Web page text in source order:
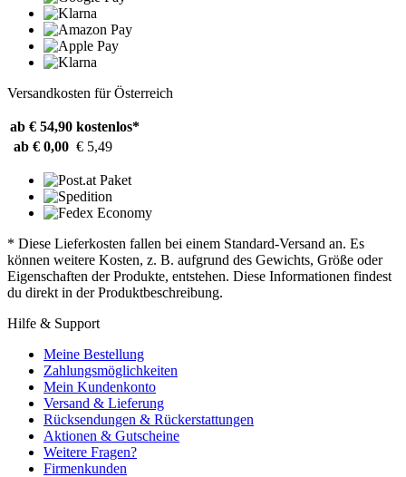
Versandkosten für Österreich
ab € 54,90 kostenlos*
ab € 0,00 € 5,49
* Diese Lieferkosten fallen bei einem Standard-Versand an. Es
können weitere Kosten, z. B. aufgrund des Gewichts, Größe oder
Eigenschaften der Produkte, entstehen. Diese Informationen findest
du direkt in der Produktbeschreibung.
Hilfe & Support
Meine Bestellung
Zahlungsmöglichkeiten
Mein Kundenkonto
Versand & Lieferung
Rücksendungen & Rückerstattungen
Aktionen & Gutscheine
Weitere Fragen?
Firmenkunden